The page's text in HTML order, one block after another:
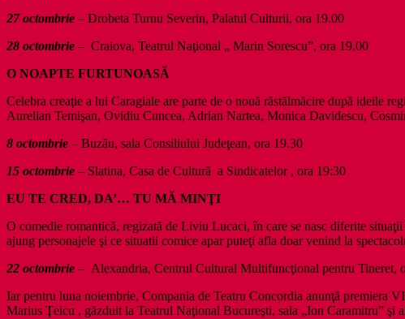
27 octombrie – Drobeta Turnu Severin, Palatul Culturii, ora 19.00
28 octombrie – Craiova, Teatrul Naţional „ Marin Sorescu”, ora 19.00
O NOAPTE FURTUNOASĂ
Celebra creaţie a lui Caragiale are parte de o nouă răstălmăcire după ideile
Aurelian Temişan, Ovidiu Cuncea, Adrian Nartea, Monica Davidescu,
8 octombrie – Buzău, sala Consiliului Judeţean, ora 19.30
15 octombrie – Slatina, Casa de Cultură a Sindicatelor , ora 19:30
EU TE CRED, DA’… TU MĂ MINŢI
O comedie romantică, regizată de Liviu Lucaci, în care se nasc diferite
ajung personajele şi ce situatii comice apar puteţi afla doar venind la
22 octombrie – Alexandria, Centrul Cultural Multifuncţional pentru Tineret,
Iar pentru luna noiembrie, Compania de Teatru Concordia anunţă
Marius Ţeicu , găzduit la Teatrul Naţional Bucureşti, sala „Ion Caramitru”